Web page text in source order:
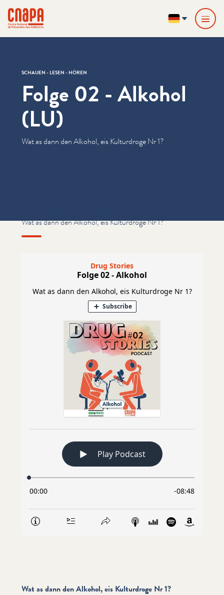
cnapa
DE
SCHAUEN - LESEN - HÖREN
Folge 02 - Alkohol
(LU)
Wat as dann den Alkohol, eis Kulturdroge Nr 1?
Wat as dann den Alkohol, eis Kulturdroge Nr 1?
Wat as dann den Alkohol, eis Kulturdroge Nr 1?